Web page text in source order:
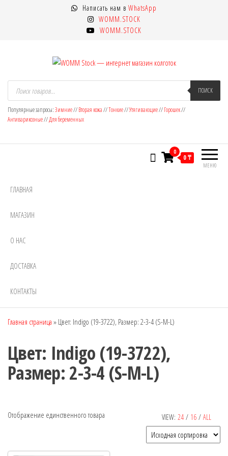
Написать нам в WhatsApp
WOMM.STOCK
WOMM.STOCK
WOMM Stock — интернет магазин
колготок
Колготки MANZI, Naja Street тонкие,
фантазийные, чулки, лосины
Поиск
товаров ПОИСК
Популярные запросы:Зимние//Вторая кожа//Тонкие//Утягивающие//Горошек//
Антиварикозные//Для беременных
МЕНЮ
0
0 ₸
ГЛАВНАЯ
МАГАЗИН
О НАС
ДОСТАВКА
КОНТАКТЫ
Главная страница » Цвет: Indigo (19-3722), Размер: 2-3-4 (S-M-L)
Цвет: Indigo (19-3722),
Размер: 2-3-4 (S-M-L)
VIEW: 24 / 16 / ALL
Отображение единственного товара